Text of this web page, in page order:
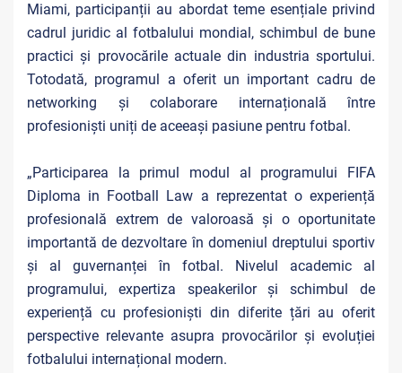
Miami, participanții au abordat teme esențiale privind
cadrul juridic al fotbalului mondial, schimbul de bune
practici și provocările actuale din industria sportului.
Totodată, programul a oferit un important cadru de
networking și colaborare internațională între
profesioniști uniți de aceeași pasiune pentru fotbal.
„Participarea la primul modul al programului FIFA
Diploma in Football Law a reprezentat o experiență
profesională extrem de valoroasă și o oportunitate
importantă de dezvoltare în domeniul dreptului sportiv
și al guvernanței în fotbal. Nivelul academic al
programului, expertiza speakerilor și schimbul de
experiență cu profesioniști din diferite țări au oferit
perspective relevante asupra provocărilor și evoluției
fotbalului internațional modern.